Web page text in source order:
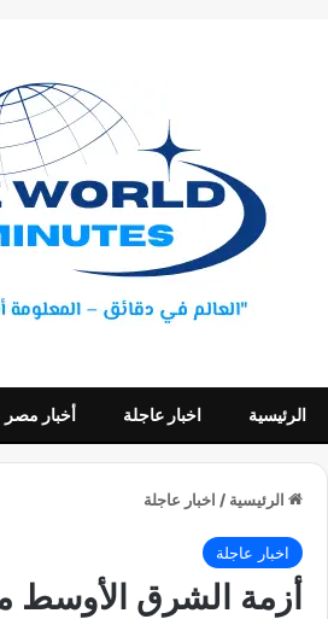
الرئيسية اخبار عاجلة أخبار مصر
الرئيسية / اخبار عاجلة
اخبار عاجلة
أزمة الشرق الأوسط